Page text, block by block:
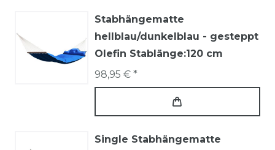
Stabhängematte
hellblau/dunkelblau - gesteppt
Olefin Stablänge:120 cm
98,95 € *
Single Stabhängematte